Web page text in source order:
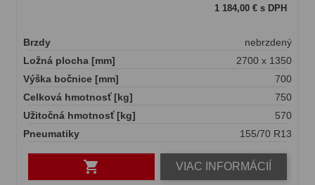
1 184,00 € s DPH
Brzdy
nebrzdený
Ložná plocha [mm]
2700 x 1350
Výška bočnice [mm]
700
Celková hmotnosť [kg]
750
Užitočná hmotnosť [kg]
570
Pneumatiky
155/70 R13
 VIAC INFORMÁCIÍ